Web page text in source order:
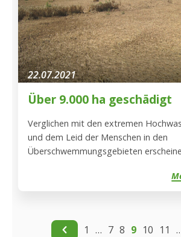
22.07.2021
Über 9.000 ha geschädigt
Verglichen mit den extremen
und dem Leid der Menschen in den
Überschwemmungsgebieten
Dennoch müssen Betriebe, deren
Marktfrüchten hinnehmen
1 … 7 8 9 10 11